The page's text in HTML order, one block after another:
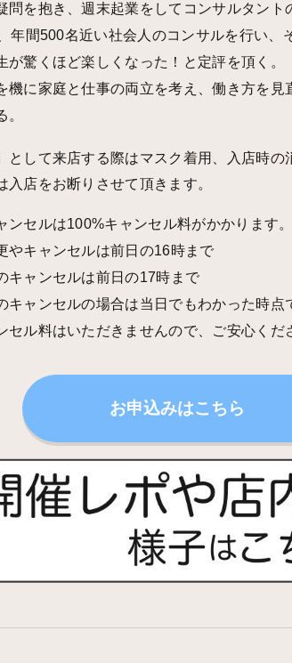
問を抱き、週末起業をしてコンサルタント
年間500名近い社会人のコンサルを行い、
が驚くほど楽しくなった！と定評を頂く。
機に家庭と仕事の両立を考え、働き方を
として来店する際はマスク着用、入店時
入店をお断りさせて頂きます。
ンセルは100%キャンセル料がかかります。
やキャンセルは前日の16時まで
キャンセルは前日の17時まで
キャンセルの場合は当日でもわかった時点
セル料はいただきませんので、ご安心くだ
お申込みはこちら